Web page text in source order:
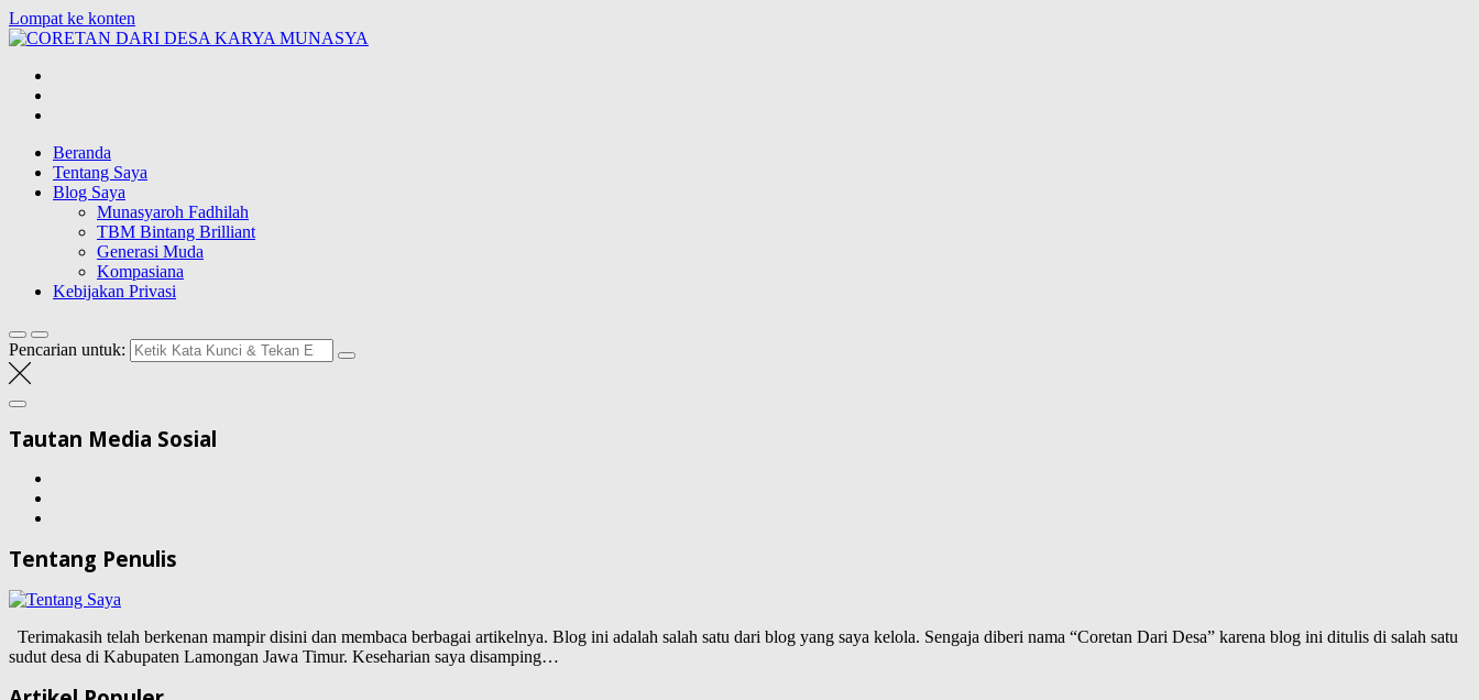
Lompat ke konten
Blog Wong Ndeso yang ingin berbagi berbagai hal di sekitarnya
Beranda
Tentang Saya
Blog Saya
Munasyaroh Fadhilah
TBM Bintang Brilliant
Generasi Muda
Kompasiana
Kebijakan Privasi
Pencarian untuk:
Tautan Media Sosial
Tentang Penulis
Terimakasih telah berkenan mampir disini dan membaca berbagai artikelnya. Blog ini adalah salah satu dari blog yang saya kelola. Sengaja diberi nama “Coretan Dari Desa” karena blog ini ditulis di salah satu
sudut desa di Kabupaten Lamongan Jawa Timur. Keseharian saya disamping…